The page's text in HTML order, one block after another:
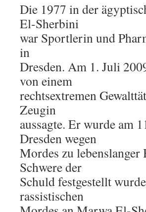
Die 1977 in der
El-Sherbini
war Sportlerin und
in
Dresden. Am 1. Juli
von einem
rechtsextremen
Zeugin
aussagte. Er wurde am
Dresden wegen
Mordes zu
Schwere der
Schuld festgestellt
rassistischen